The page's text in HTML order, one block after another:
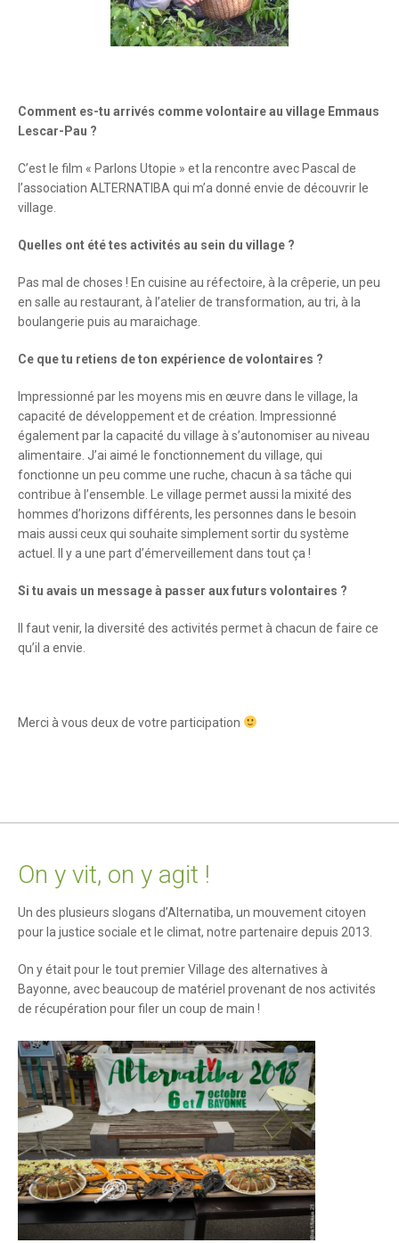
Comment es-tu arrivés comme volontaire au village Emmaus
Lescar-Pau ?
C’est le film « Parlons Utopie » et la rencontre avec Pascal de
l’association ALTERNATIBA qui m’a donné envie de découvrir le
village.
Quelles ont été tes activités au sein du village ?
Pas mal de choses ! En cuisine au réfectoire, à la crêperie, un peu
en salle au restaurant, à l’atelier de transformation, au tri, à la
boulangerie puis au maraichage.
Ce que tu retiens de ton expérience de volontaires ?
Impressionné par les moyens mis en œuvre dans le village, la
capacité de développement et de création. Impressionné
également par la capacité du village à s’autonomiser au niveau
alimentaire. J’ai aimé le fonctionnement du village, qui
fonctionne un peu comme une ruche, chacun à sa tâche qui
contribue à l’ensemble. Le village permet aussi la mixité des
hommes d’horizons différents, les personnes dans le besoin
mais aussi ceux qui souhaite simplement sortir du système
actuel. Il y a une part d’émerveillement dans tout ça !
Si tu avais un message à passer aux futurs volontaires ?
Il faut venir, la diversité des activités permet à chacun de faire ce
qu’il a envie.
Merci à vous deux de votre participation
On y vit, on y agit !
Un des plusieurs slogans d’Alternatiba, un mouvement citoyen
pour la justice sociale et le climat, notre partenaire depuis 2013.
On y était pour le tout premier Village des alternatives à
Bayonne, avec beaucoup de matériel provenant de nos activités
de récupération pour filer un coup de main !